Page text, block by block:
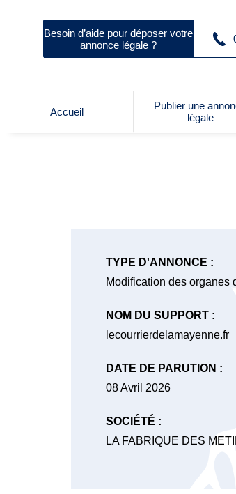
Besoin d’aide pour déposer votre
annonce légale ?
Accueil
Publier une
légale
TYPE D'ANNONCE :
Modification des organes
NOM DU SUPPORT :
lecourrierdelamayenne.fr
DATE DE PARUTION :
08 Avril 2026
SOCIÉTÉ :
LA FABRIQUE DES